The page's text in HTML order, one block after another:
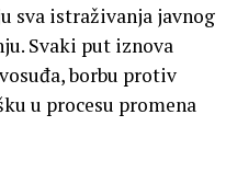
sva istraživanja javnog
Svaki put iznova
borbu protiv
u procesu promena